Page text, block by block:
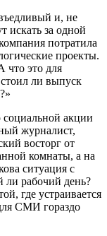
и, не
искать за одной
потратила
проекты.
что это для
ли выпуск
акции
журналист,
восторг от
комнаты, а на
ситуация с
рабочий день?
где устраивается
СМИ гораздо